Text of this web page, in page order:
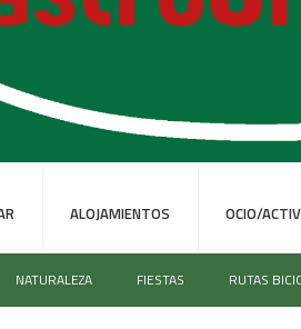
ALOJAMIENTOS OCIO/
NATURALEZA FIESTAS RUTAS